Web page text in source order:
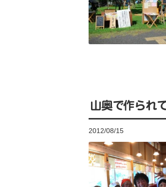
山奥で作られ
2012/08/15